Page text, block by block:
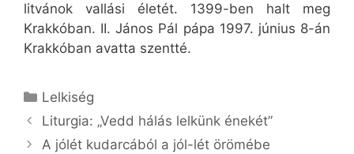
litvánok vallási életét. 1399-ben halt meg
Krakkóban. II. János Pál pápa 1997. június 8-án
Krakkóban avatta szentté.
Kategória
Lelkiség
Liturgia: „Vedd hálás lelkünk énekét”
A jólét kudarcából a jól-lét örömébe